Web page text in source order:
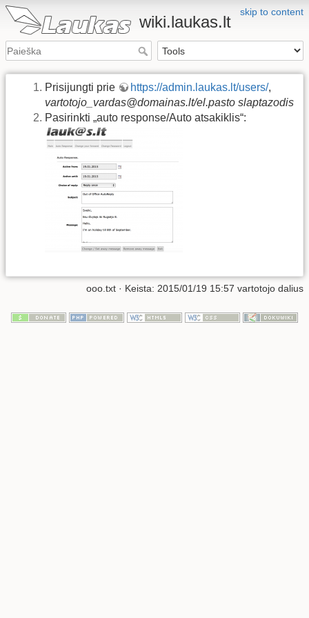
skip to content
wiki.laukas.lt
Prisijungti prie https://admin.laukas.lt/users/,
vartotojo_vardas@domainas.lt/el.pasto slaptazodis
Pasirinkti „auto response/Auto atsakiklis“:
ooo.txt · Keista: 2015/01/19 15:57 vartotojo dalius